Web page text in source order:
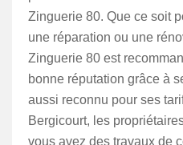
Zinguerie 80. Que ce soit
une réparation ou une
Zinguerie 80 est
bonne réputation grâce à
aussi reconnu pour ses
Bergicourt, les
vous avez des travaux de